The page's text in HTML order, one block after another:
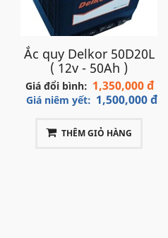
Ắc quy Delkor 50D20L
( 12v - 50Ah )
Giá đổi bình: 1,350,000 đ
Giá niêm yết: 1,500,000 đ
THÊM GIỎ HÀNG